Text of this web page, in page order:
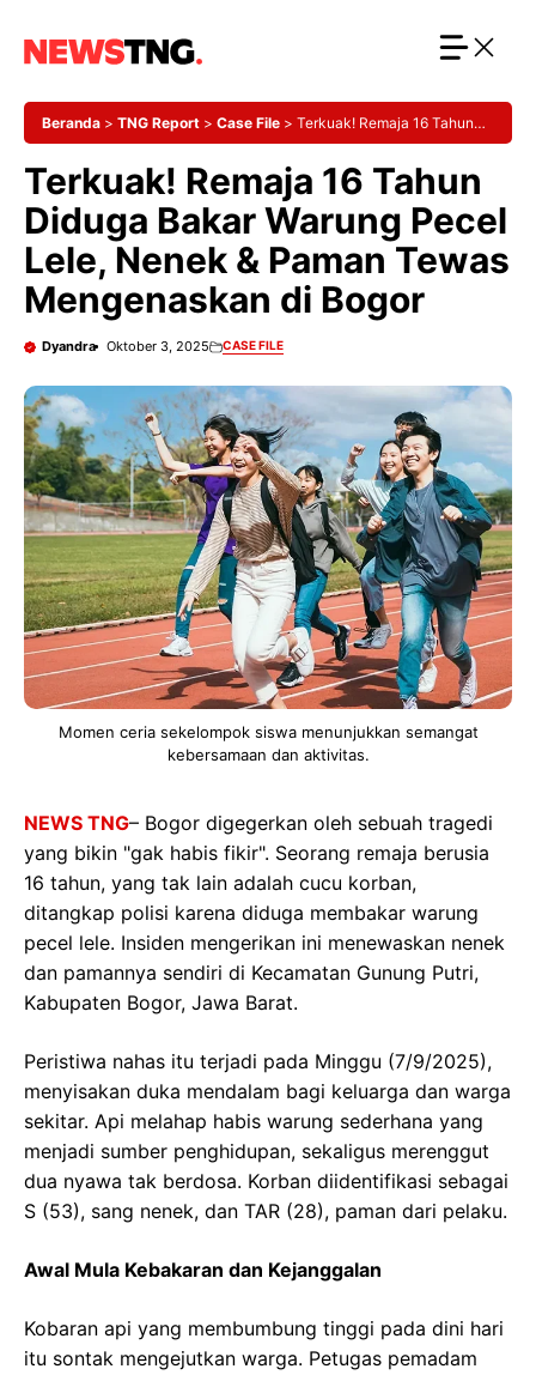
Beranda > TNG Report > Case File > Terkuak! Remaja 16 Tahun
Mengenaskan di Bogor
Terkuak! Remaja 16 Tahun
Diduga Bakar Warung Pecel
Lele, Nenek & Paman Tewas
Mengenaskan di Bogor
Dyandra Oktober 3, 2025 CASE FILE
Momen ceria sekelompok siswa menunjukkan semangat
kebersamaan dan aktivitas.
NEWS TNG– Bogor digegerkan oleh sebuah tragedi
yang bikin "gak habis fikir". Seorang remaja berusia
16 tahun, yang tak lain adalah cucu korban,
ditangkap polisi karena diduga membakar warung
pecel lele. Insiden mengerikan ini menewaskan nenek
dan pamannya sendiri di Kecamatan Gunung Putri,
Kabupaten Bogor, Jawa Barat.
Peristiwa nahas itu terjadi pada Minggu (7/9/2025),
menyisakan duka mendalam bagi keluarga dan warga
sekitar. Api melahap habis warung sederhana yang
menjadi sumber penghidupan, sekaligus merenggut
dua nyawa tak berdosa. Korban diidentifikasi sebagai
S (53), sang nenek, dan TAR (28), paman dari pelaku.
Awal Mula Kebakaran dan Kejanggalan
Kobaran api yang membumbung tinggi pada dini hari
itu sontak mengejutkan warga. Petugas pemadam